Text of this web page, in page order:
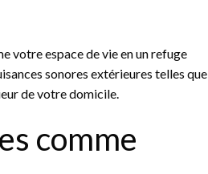
votre espace de vie en un refuge
sonores extérieures telles que
de votre domicile.
comme